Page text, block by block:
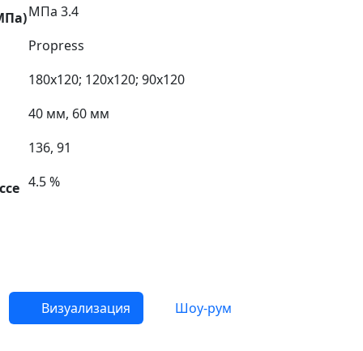
МПа 3.4
Propress
180х120; 120х120; 90х120
40 мм, 60 мм
136, 91
4.5 %
Визуализация
Шоу-рум